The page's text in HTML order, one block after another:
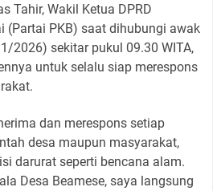
Tahir, Wakil Ketua DPRD
(Partai PKB) saat dihubungi awak
2026) sekitar pukul 09.30 WITA,
untuk selalu siap merespons
dan merespons setiap
desa maupun masyarakat,
darurat seperti bencana alam.
Desa Beamese, saya langsung